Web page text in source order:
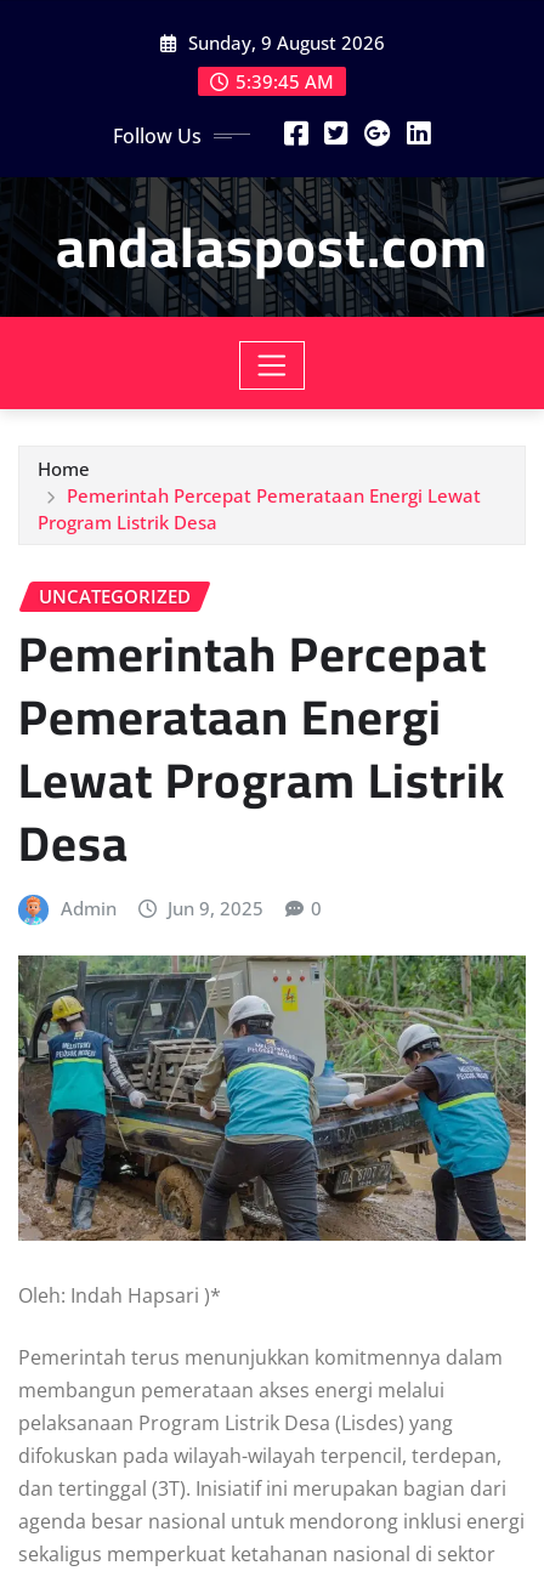
Sunday, 9 August 2026
5:39:46 AM
Follow Us
andalaspost.com
Home
Pemerintah Percepat Pemerataan Energi Lewat
Program Listrik Desa
UNCATEGORIZED
Pemerintah Percepat
Pemerataan Energi
Lewat Program Listrik
Desa
Admin Jun 9, 2025 0
Oleh: Indah Hapsari )*
Pemerintah terus menunjukkan komitmennya dalam
membangun pemerataan akses energi melalui
pelaksanaan Program Listrik Desa (Lisdes) yang
difokuskan pada wilayah-wilayah terpencil, terdepan,
dan tertinggal (3T). Inisiatif ini merupakan bagian dari
agenda besar nasional untuk mendorong inklusi energi
sekaligus memperkuat ketahanan nasional di sektor